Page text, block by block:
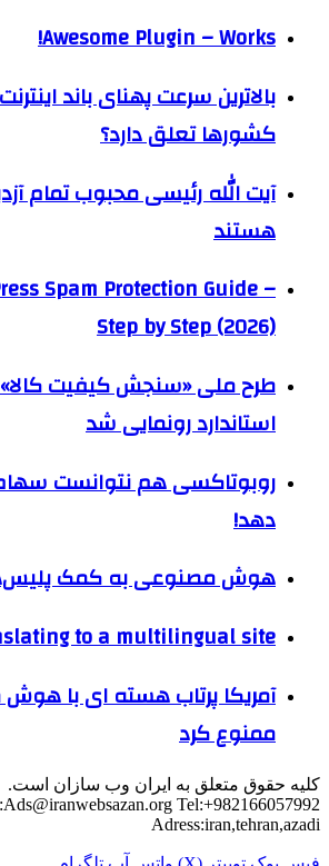
Awesome Plugin – Works!
بالاترین سرعت پهنای باند
کشورها تعلق دارد؟
آیت الله رئیسی محبوب تمام
هستند
Spam Protection Guide –
Step by Step (2026)
طرح ملی «سنجش کیفیت کالا»
استاندارد رونمایی شد
روبوتاکسی هم نتوانست سهام
دهد!
هوش مصنوعی به کمک
to a multilingual site
آمریکا پرتاب هسته ای با
ممنوع کرد
کلیه حقوق متعلق به ایران وب سازان است.
Ads@iranwebsazan.org Tel:+982166057992
Adress:iran,tehran,azadi